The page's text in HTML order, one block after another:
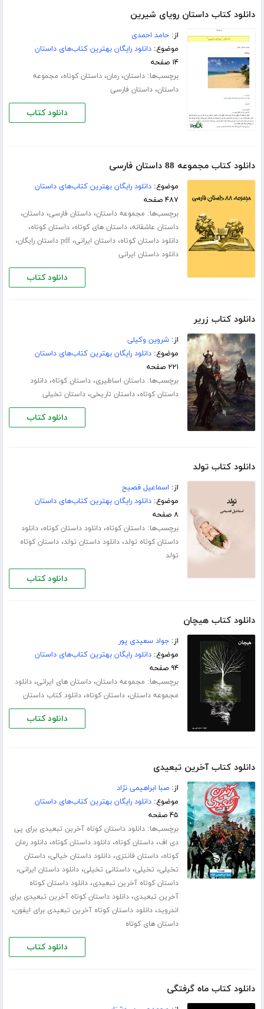
دانلود کتاب داستان رویای شیرین
از:حامد احمدی
موضوع:دانلود رایگان بهترین کتاب‌های داستان
۱۴ صفحه
برچسب‌ها:داستان،رمان،داستان کوتاه، مجموعه
داستان،داستان فارسی
دانلود کتاب
دانلود کتاب مجموعه 88 داستان فارسی
موضوع:دانلود رایگان بهترین کتاب‌های داستان
۴۸۷ صفحه
برچسب‌ها: مجموعه داستان،داستان فارسی،داستان،
داستان عاشقانه،داستان های کوتاه،داستان کوتاه،
دانلود داستان کوتاه،داستان ایرانی،pdf داستان رایگان ،
دانلود داستان ایرانی
دانلود کتاب
دانلود کتاب زریر
از:شروین وکیلی
موضوع:دانلود رایگان بهترین کتاب‌های داستان
۲۲۱ صفحه
برچسب‌ها:داستان اساطیری،داستان کوتاه،دانلود
داستان کوتاه،داستان تاریخی،داستان تخیلی
دانلود کتاب
دانلود کتاب تولد
از: اسماعیل فصیح
موضوع:دانلود رایگان بهترین کتاب‌های داستان
۸ صفحه
برچسب‌ها:داستان کوتاه،دانلود داستان کوتاه،دانلود
داستان کوتاه تولد،دانلود داستان تولد،داستان کوتاه
تولد
دانلود کتاب
دانلود کتاب هیچان
از:جواد سعیدی پور
موضوع:دانلود رایگان بهترین کتاب‌های داستان
۹۴ صفحه
برچسب‌ها: مجموعه داستان،داستان های ایرانی،دانلود
مجموعه داستان،داستان کوتاه،دانلود کتاب داستان
دانلود کتاب
دانلود کتاب آخرین تبعیدی
از:صبا ابراهیمی نژاد
موضوع:دانلود رایگان بهترین کتاب‌های داستان
۴۵ صفحه
برچسب‌ها:دانلود داستان کوتاه آخرین تبعیدی برای پی
دی اف،داستان کوتاه،دانلود داستان کوتاه،دانلود رمان
کوتاه،داستان فانتزی،دانلود داستان خیالی،داستان
تخیلی، تخیلی،داستانی تخیلی،دانلود داستان ایرانی،
داستان کوتاه آخرین تبعیدی،دانلود داستان کوتاه
آخرین تبعیدی،دانلود داستان کوتاه آخرین تبعیدی برای
اندروید،دانلود داستان کوتاه آخرین تبعیدی برای ایفون،
داستان های کوتاه
دانلود کتاب
دانلود کتاب ماه گرفتگی